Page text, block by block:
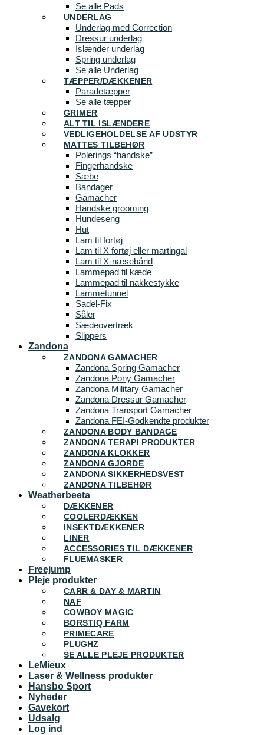
Se alle Pads
UNDERLAG
Underlag med Correction
Dressur underlag
Islænder underlag
Spring underlag
Se alle Underlag
TÆPPER/DÆKKENER
Paradetæpper
Se alle tæpper
GRIMER
ALT TIL ISLÆNDERE
VEDLIGEHOLDELSE AF UDSTYR
MATTES TILBEHØR
Polerings “handske”
Fingerhandske
Sæbe
Bandager
Gamacher
Handske grooming
Hundeseng
Hut
Lam til fortøj
Lam til X fortøj eller martingal
Lam til X-næsebånd
Lammepad til kæde
Lammepad til nakkestykke
Lammetunnel
Sadel-Fix
Såler
Sædeovertræk
Slippers
Zandona
ZANDONA GAMACHER
Zandona Spring Gamacher
Zandona Pony Gamacher
Zandona Military Gamacher
Zandona Dressur Gamacher
Zandona Transport Gamacher
Zandona FEI-Godkendte produkter
ZANDONA BODY BANDAGE
ZANDONA TERAPI PRODUKTER
ZANDONA KLOKKER
ZANDONA GJORDE
ZANDONA SIKKERHEDSVEST
ZANDONA TILBEHØR
Weatherbeeta
DÆKKENER
COOLERDÆKKEN
INSEKTDÆKKENER
LINER
ACCESSORIES TIL DÆKKENER
FLUEMASKER
Freejump
Pleje produkter
CARR & DAY & MARTIN
NAF
COWBOY MAGIC
BORSTIQ FARM
PRIMECARE
PLUGHZ
SE ALLE PLEJE PRODUKTER
LeMieux
Laser & Wellness produkter
Hansbo Sport
Nyheder
Gavekort
Udsalg
Log ind